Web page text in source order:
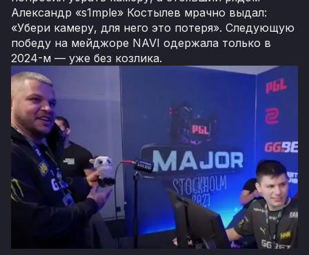
Александр «s1mple» Костылев мрачно выдал:
«Убери камеру, для него это потеря». Следующую
победу на мейджоре NAVI одержала только в
2024-м — уже без козлика.